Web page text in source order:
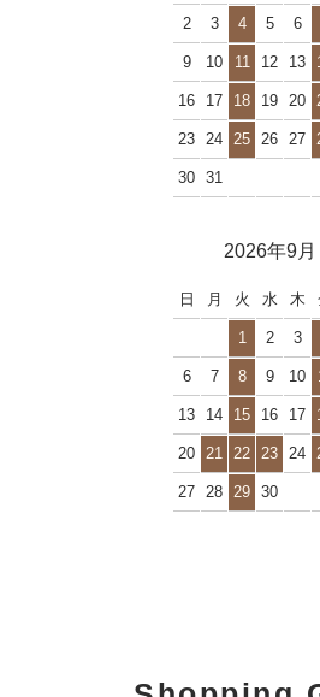
2 3 4 5 6
9 10 11 12 13
16 17 18 19 20
23 24 25 26 27
30 31
2026年9月
日 月 火 水 木
1 2 3
6 7 8 9 10
13 14 15 16 17
20 21 22 23 24
27 28 29 30